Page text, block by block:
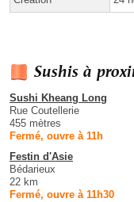
Sushis à
Sushi Kheang Long
Rue Coutellerie
455 mètres
Fermé, ouvre à 11h
Festin d'Asie
Bédarieux
22 km
Fermé, ouvre à 11h30